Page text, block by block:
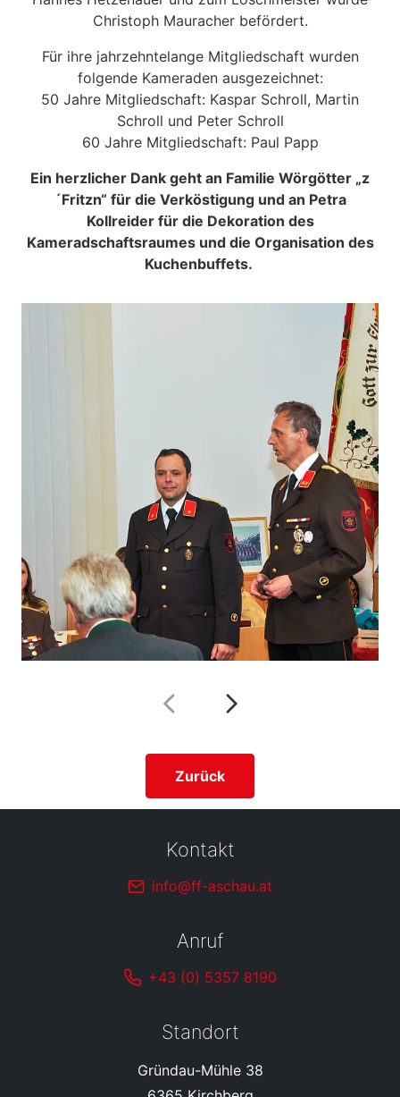
Christoph Mauracher befördert.
Für ihre jahrzehntelange Mitgliedschaft wurden
folgende Kameraden ausgezeichnet:
50 Jahre Mitgliedschaft: Kaspar Schroll, Martin
Schroll und Peter Schroll
60 Jahre Mitgliedschaft: Paul Papp
Ein herzlicher Dank geht an Familie Wörgötter „z
´Fritzn“ für die Verköstigung und an Petra
Kollreider für die Dekoration des
Kameradschaftsraumes und die Organisation des
Kuchenbuffets.
Zurück
Kontakt
info@ff-aschau.at
Anruf
+43 (0) 5357 8190
Standort
Gründau-Mühle 38